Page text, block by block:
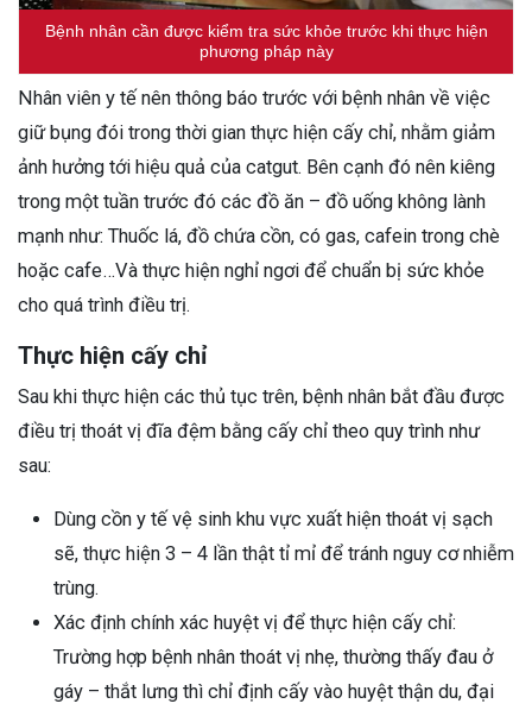
Bệnh nhân cần được kiểm tra sức khỏe trước khi thực hiện
phương pháp này
Nhân viên y tế nên thông báo trước với bệnh nhân về việc
giữ bụng đói trong thời gian thực hiện cấy chỉ, nhằm giảm
ảnh hưởng tới hiệu quả của catgut. Bên cạnh đó nên kiêng
trong một tuần trước đó các đồ ăn – đồ uống không lành
mạnh như: Thuốc lá, đồ chứa cồn, có gas, cafein trong chè
hoặc cafe…Và thực hiện nghỉ ngơi để chuẩn bị sức khỏe
cho quá trình điều trị.
Thực hiện cấy chỉ
Sau khi thực hiện các thủ tục trên, bệnh nhân bắt đầu được
điều trị thoát vị đĩa đệm bằng cấy chỉ theo quy trình như
sau:
Dùng cồn y tế vệ sinh khu vực xuất hiện thoát vị sạch
sẽ, thực hiện 3 – 4 lần thật tỉ mỉ để tránh nguy cơ nhiễm
trùng.
Xác định chính xác huyệt vị để thực hiện cấy chỉ:
Trường hợp bệnh nhân thoát vị nhẹ, thường thấy đau ở
gáy – thắt lưng thì chỉ định cấy vào huyệt thận du, đại